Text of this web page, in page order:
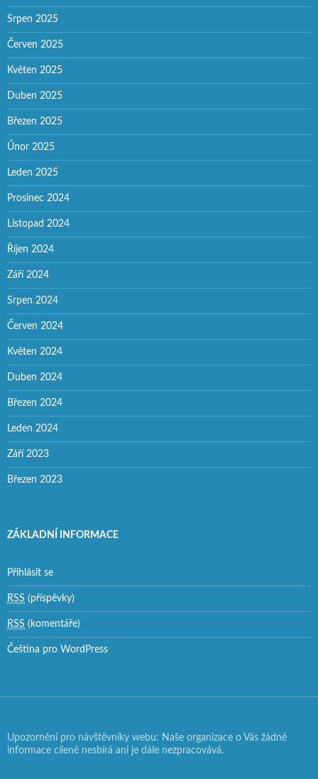
Srpen 2025
Červen 2025
Květen 2025
Duben 2025
Březen 2025
Únor 2025
Leden 2025
Prosinec 2024
Listopad 2024
Říjen 2024
Září 2024
Srpen 2024
Červen 2024
Květen 2024
Duben 2024
Březen 2024
Leden 2024
Září 2023
Březen 2023
ZÁKLADNÍ INFORMACE
Přihlásit se
RSS (příspěvky)
RSS (komentáře)
Čeština pro WordPress
Upozornění pro návštěvníky webu: Naše organizace o Vás žádné
informace cíleně nesbírá ani je dále nezpracovává.